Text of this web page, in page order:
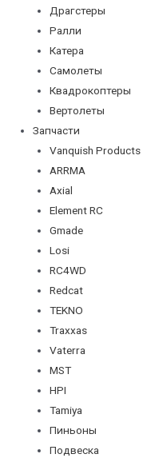
Драгстеры
Ралли
Катера
Самолеты
Квадрокоптеры
Вертолеты
Запчасти
Vanquish Products
ARRMA
Axial
Element RC
Gmade
Losi
RC4WD
Redcat
TEKNO
Traxxas
Vaterra
MST
HPI
Tamiya
Пиньоны
Подвеска